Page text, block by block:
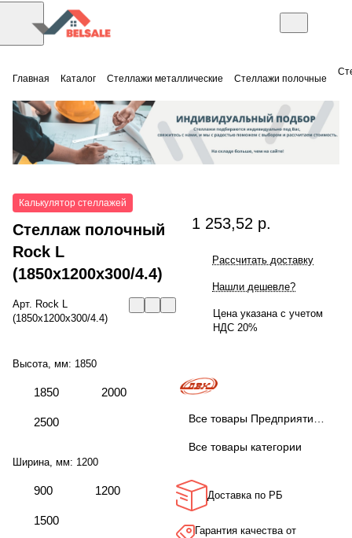
Главная Каталог Стеллажи металлические Стеллажи полочные
Калькулятор стеллажей
Стеллаж полочный
Rock L
(1850x1200x300/4.4)
Арт. Rock L
(1850x1200x300/4.4)
Высота, мм: 1850
1850 2000
2500
Ширина, мм: 1200
900 1200
1500
1 253,52 р.
Рассчитать доставку
Нашли дешевле?
Цена указана с учетом
НДС 20%
Все товары Предприятие ДВК
Все товары категории
Доставка по РБ
Гарантия качества от